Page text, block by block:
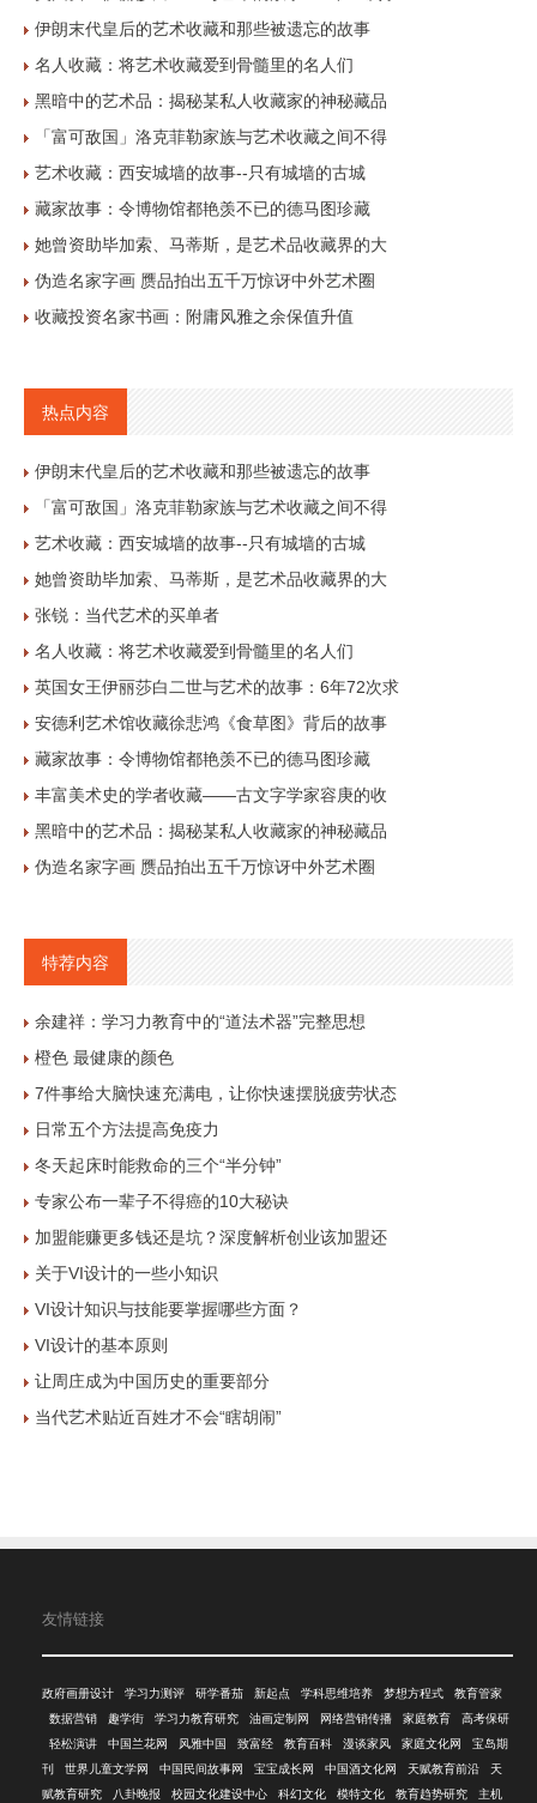
伊朗末代皇后的艺术收藏和那些被遗忘的故事
名人收藏：将艺术收藏爱到骨髓里的名人们
黑暗中的艺术品：揭秘某私人收藏家的神秘藏品
「富可敌国」洛克菲勒家族与艺术收藏之间不得
艺术收藏：西安城墙的故事--只有城墙的古城
藏家故事：令博物馆都艳羡不已的德马图珍藏
她曾资助毕加索、马蒂斯，是艺术品收藏界的大
伪造名家字画 赝品拍出五千万惊讶中外艺术圈
收藏投资名家书画：附庸风雅之余保值升值
热点内容
伊朗末代皇后的艺术收藏和那些被遗忘的故事
「富可敌国」洛克菲勒家族与艺术收藏之间不得
艺术收藏：西安城墙的故事--只有城墙的古城
她曾资助毕加索、马蒂斯，是艺术品收藏界的大
张锐：当代艺术的买单者
名人收藏：将艺术收藏爱到骨髓里的名人们
英国女王伊丽莎白二世与艺术的故事：6年72次求
安德利艺术馆收藏徐悲鸿《食草图》背后的故事
藏家故事：令博物馆都艳羡不已的德马图珍藏
丰富美术史的学者收藏——古文字学家容庚的收
黑暗中的艺术品：揭秘某私人收藏家的神秘藏品
伪造名家字画 赝品拍出五千万惊讶中外艺术圈
特荐内容
余建祥：学习力教育中的“道法术器”完整思想
橙色 最健康的颜色
7件事给大脑快速充满电，让你快速摆脱疲劳状态
日常五个方法提高免疫力
冬天起床时能救命的三个“半分钟”
专家公布一辈子不得癌的10大秘诀
加盟能赚更多钱还是坑？深度解析创业该加盟还
关于VI设计的一些小知识
VI设计知识与技能要掌握哪些方面？
VI设计的基本原则
让周庄成为中国历史的重要部分
当代艺术贴近百姓才不会“瞎胡闹”
友情链接
政府画册设计 学习力测评 研学番茄 新起点 学科思维培养 梦想方程式
教育管家
数据营销
趣学街 学习力教育研究 油画定制网 网络营销传播 家庭教育
高考保研
轻松演讲
中国兰花网 风雅中国 致富经 教育百科 漫谈家风 家庭文化网
宝岛期
刊
世界儿童文学网 中国民间故事网 宝宝成长网 中国酒文化网 天赋教育前沿
天
赋教育研究
八卦晚报 校园文化建设中心 科幻文化 模特文化 教育趋势研究
主机